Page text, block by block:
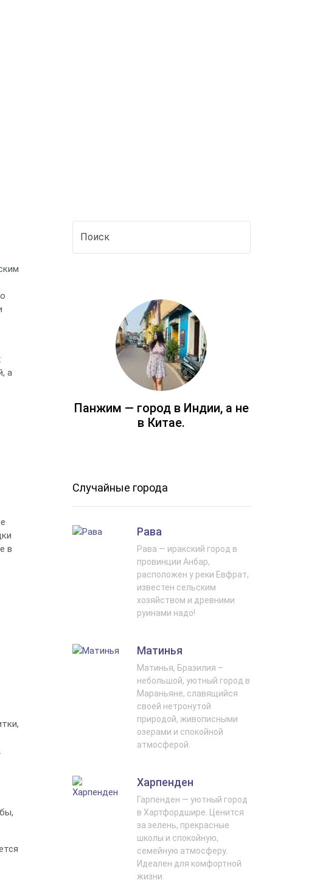
а
в
Панжим — город в Индии, а не
в Китае.
Случайные города
Рава
Рава — иракский город в
провинции Анбар,
расположен у реки Евфрат,
известен сельским
хозяйством и древними
руинами надо!
Матинья
Матинья, Бразилия –
небольшой, уютный город в
Мараньяне, славящийся
своей нетронутой
природой, живописными
озерами и спокойной
атмосферой.
Харпенден
Гарпенден — уютный город
в Хартфордшире. Ценится
за зелень, прекрасные
школы и спокойную,
семейную атмосферу.
Идеален для комфортной
жизни.